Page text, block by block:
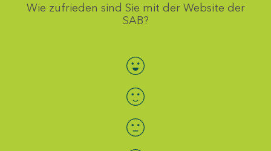
Wie zufrieden sind Sie mit der Website der
SAB?
Bewertung auswählen